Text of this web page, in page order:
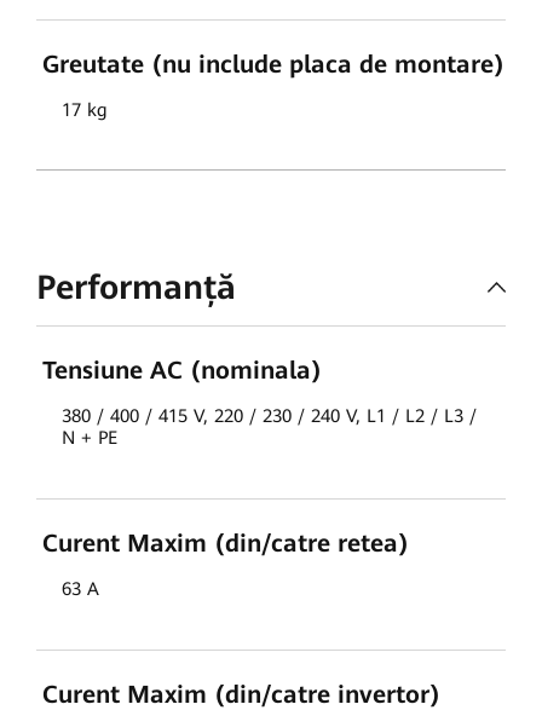
Greutate (nu include placa de montare)
17 kg
Performanță
Tensiune AC (nominala)
380 / 400 / 415 V, 220 / 230 / 240 V, L1 / L2 / L3 /
N + PE
Curent Maxim (din/catre retea)
63 A
Curent Maxim (din/catre invertor)